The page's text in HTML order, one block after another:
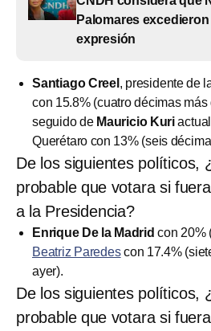
Palomares
expresión
Santiago Creel , presidente de
con 15.8% (cuatro décimas
seguido de Mauricio Kuri
Querétaro con 13% (seis
De los siguientes políticos,
probable que votara si
a la Presidencia?
Enrique De la Madrid con 20%
Beatriz Paredescon 17.4%
ayer).
De los siguientes políticos,
probable que votara si